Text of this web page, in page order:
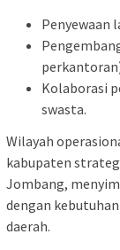
Penyewaan
Kolaborasi
swasta.
Wilayah
kabupaten
Jombang,
dengan
daerah.